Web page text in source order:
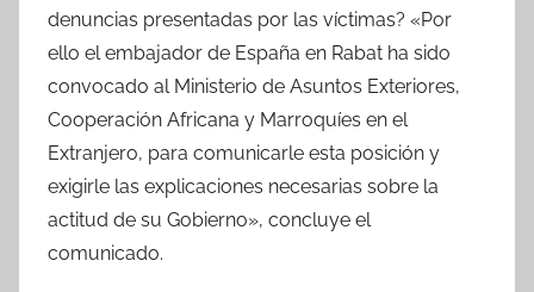
denuncias presentadas por las víctimas? «Por
ello el embajador de España en Rabat ha sido
convocado al Ministerio de Asuntos Exteriores,
Cooperación Africana y Marroquíes en el
Extranjero, para comunicarle esta posición y
exigirle las explicaciones necesarias sobre la
actitud de su Gobierno», concluye el
comunicado.